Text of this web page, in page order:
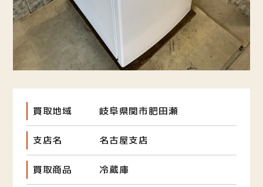
買取地域 岐阜県関市肥田瀬
支店名 名古屋支店
買取商品 冷蔵庫